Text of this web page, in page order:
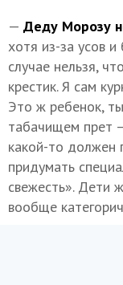
— Деду Морозу
хотя из-за усов
случае нельзя,
крестик. Я сам
Это ж ребенок,
табачищем прет
какой-то
придумать
свежесть». Дети
вообще